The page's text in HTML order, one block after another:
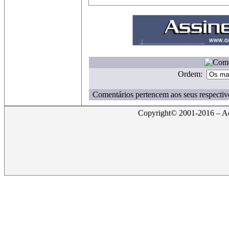
Ordem:
Comentários pertencem aos seus
Copyright© 2001-2016 –